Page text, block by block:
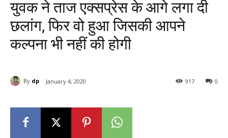
युवक ने ताज एक्सप्रेस के आगे लगा दी
छलांग, फिर वो हुआ जिसकी आपने
कल्पना भी नहीं की होगी
By dp January 4, 2020 0
917